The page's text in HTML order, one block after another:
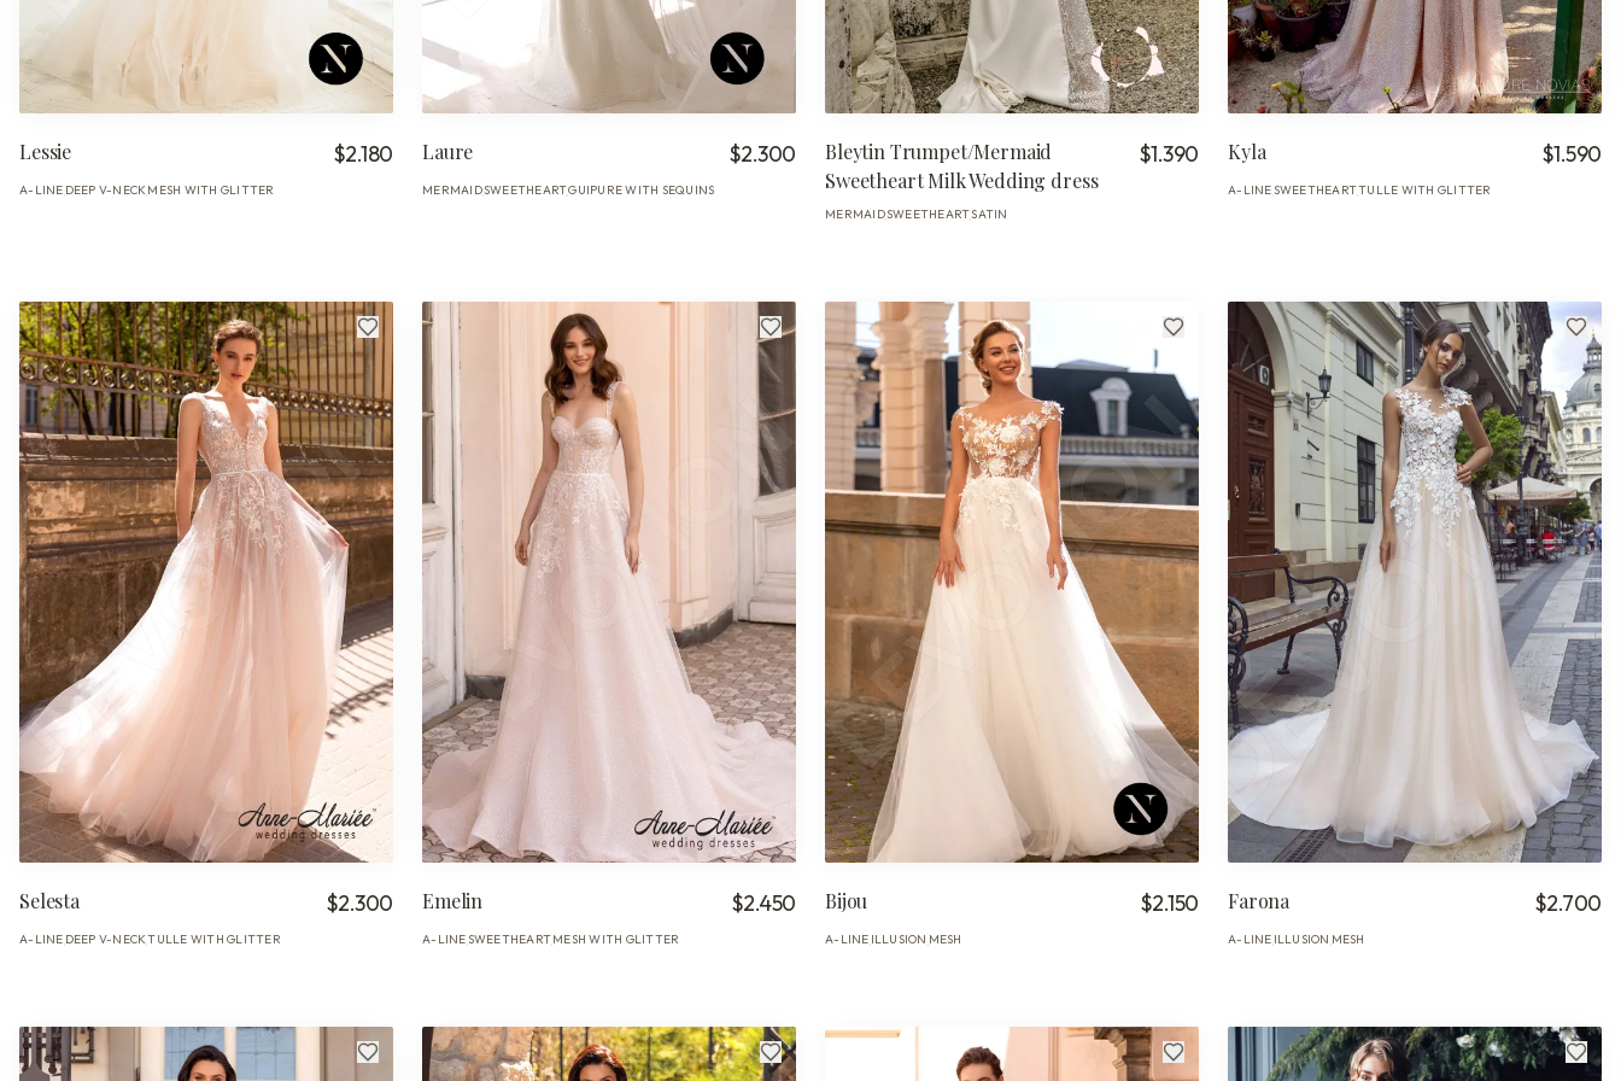
Lessie $2.180
A-LINE·DEEP V-NECK·MESH WITH GLITTER
Laure $2.300
MERMAID·SWEETHEART·GUIPURE WITH SEQUINS
Bleytin Trumpet/Mermaid
Sweetheart Milk Wedding dress
$1.390
MERMAID·SWEETHEART·SATIN
Kyla $1.590
A-LINE·SWEETHEART·TULLE WITH GLITTER
Selesta $2.300
A-LINE·DEEP V-NECK·TULLE WITH GLITTER
Emelin $2.450
A-LINE·SWEETHEART·MESH WITH GLITTER
Bijou $2.150
A-LINE·ILLUSION·MESH
Farona $2.700
A-LINE·ILLUSION·MESH